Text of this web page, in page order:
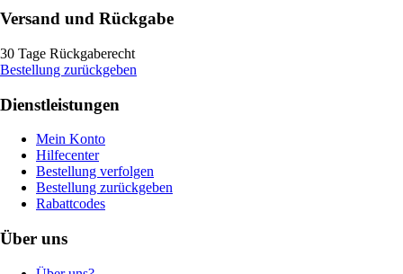
Versand und Rückgabe
30 Tage Rückgaberecht
Bestellung zurückgeben
Dienstleistungen
Mein Konto
Hilfecenter
Bestellung verfolgen
Bestellung zurückgeben
Rabattcodes
Über uns